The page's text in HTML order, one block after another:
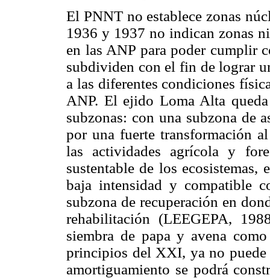
El PNNT no establece zonas
1936 y 1937 no indican zonas
en las ANP para poder cumplir
subdividen con el fin de lograr
a las diferentes condiciones
ANP. El ejido Loma Alta
subzonas: con una subzona de
por una fuerte transformación
las actividades agrícola y
sustentable de los
baja intensidad y compatible
subzona de recuperación en
rehabilitación (LEEGEPA,
siembra de papa y avena
principios del XXI, ya no puede
amortiguamiento se podrá